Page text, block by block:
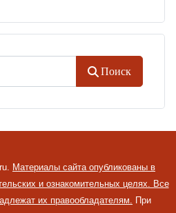
Поиск
Материалы сайта опубликованы в
и ознакомительных целях. Все
их правообладателям. При